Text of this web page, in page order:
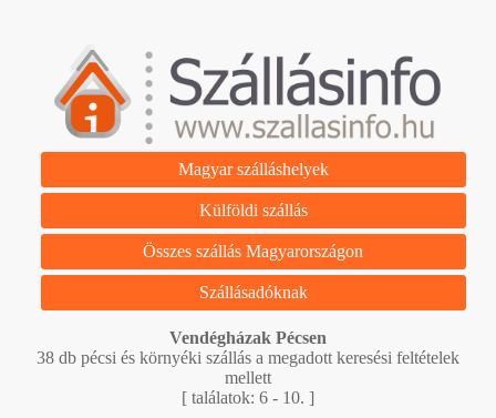
Magyar szálláshelyek
Külföldi szállás
Összes szállás Magyarországon
Szállásadóknak
Vendégházak Pécsen
38 db pécsi és környéki szállás a megadott keresési feltételek
mellett
[ találatok: 6 - 10. ]